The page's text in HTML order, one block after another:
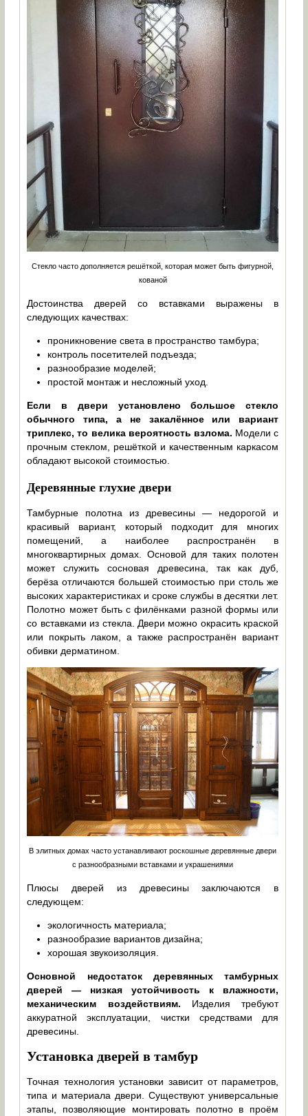
Стекло часто дополняется решёткой, которая может быть фигурной,
кованой
Достоинства дверей со вставками выражены в
следующих качествах:
проникновение света в пространство тамбура;
контроль посетителей подъезда;
разнообразие моделей;
простой монтаж и несложный уход.
Если в двери установлено большое стекло
обычного типа, а не закалённое или вариант
триплекс, то велика вероятность взлома. Модели с
прочным стеклом, решёткой и качественным каркасом
обладают высокой стоимостью.
Деревянные глухие двери
Тамбурные полотна из древесины — недорогой и
красивый вариант, который подходит для многих
помещений, а наиболее распространён в
многоквартирных домах. Основой для таких полотен
может служить сосновая древесина, так как дуб,
берёза отличаются большей стоимостью при столь же
высоких характеристиках и сроке службы в десятки лет.
Полотно может быть с филёнками разной формы или
со вставками из стекла. Двери можно окрасить краской
или покрыть лаком, а также распространён вариант
обивки дерматином.
В элитных домах часто устанавливают роскошные деревянные двери
с разнообразными вставками и украшениями
Плюсы дверей из древесины заключаются в
следующем:
экологичность материала;
разнообразие вариантов дизайна;
хорошая звукоизоляция.
Основной недостаток деревянных тамбурных
дверей — низкая устойчивость к влажности,
механическим воздействиям. Изделия требуют
аккуратной эксплуатации, чистки средствами для
древесины.
Установка дверей в тамбур
Точная технология установки зависит от параметров,
типа и материала двери. Существуют универсальные
этапы, позволяющие монтировать полотно в проём